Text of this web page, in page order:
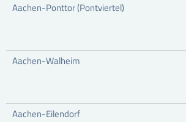
Aachen-Ponttor (Pontviertel)
Aachen-Walheim
Aachen-Eilendorf